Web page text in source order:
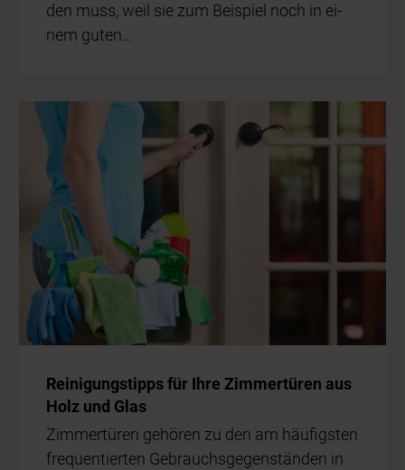
den muss, weil sie zum Bei­spiel noch in ei­
nem gu­ten…
Rei­ni­gungs­tipps für Ihre Zim­mer­tü­ren aus
Holz und Glas
Zim­mer­tü­ren ge­hö­ren zu den am häu­figs­ten
fre­quen­tier­ten Ge­brauchs­ge­gen­stän­den in